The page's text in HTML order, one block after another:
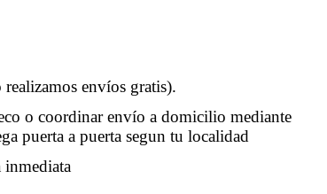
envíos gratis).
o coordinar envío a domicilio mediante
puerta a puerta segun tu localidad